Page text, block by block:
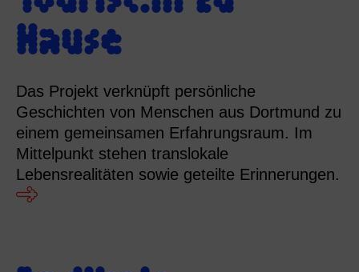
Hause
Das Projekt verknüpft persönliche
Geschichten von Menschen aus Dortmund zu
einem gemeinsamen Erfahrungsraum. Im
Mittelpunkt stehen translokale
Lebensrealitäten sowie geteilte Erinnerungen.